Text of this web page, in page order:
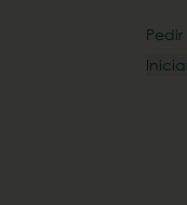
Pedir